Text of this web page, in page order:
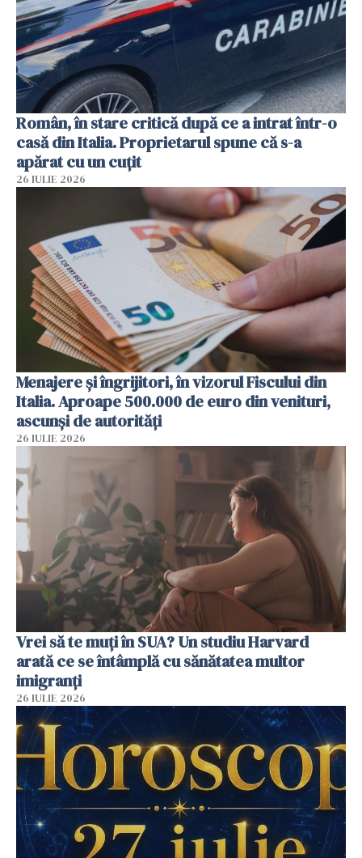
Român, în stare critică după ce a intrat într-o
casă din Italia. Proprietarul spune că s-a
apărat cu un cuțit
26 IULIE 2026
Menajere și îngrijitori, în vizorul Fiscului din
Italia. Aproape 500.000 de euro din venituri,
ascunși de autorități
26 IULIE 2026
Vrei să te muți în SUA? Un studiu Harvard
arată ce se întâmplă cu sănătatea multor
imigranți
26 IULIE 2026